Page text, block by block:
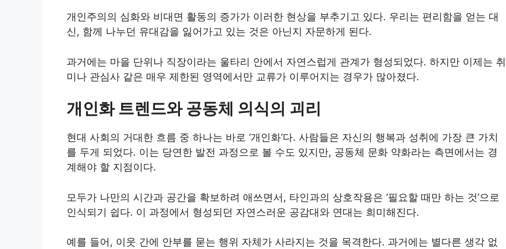
개인주의의 심화와 비대면 활동의 증가가 이러한 현상을 부추기고 있다. 우리는 편리함을 얻는 대
신, 함께 나누던 유대감을 잃어가고 있는 것은 아닌지 자문하게 된다.
과거에는 마을 단위나 직장이라는 울타리 안에서 자연스럽게 관계가 형성되었다. 하지만 이제는 취
미나 관심사 같은 매우 제한된 영역에서만 교류가 이루어지는 경우가 많아졌다.
개인화 트렌드와 공동체 의식의 괴리
현대 사회의 거대한 흐름 중 하나는 바로 ‘개인화’다. 사람들은 자신의 행복과 성취에 가장 큰 가치
를 두게 되었다. 이는 당연한 발전 과정으로 볼 수도 있지만, 공동체 문화 약화라는 측면에서는 경
계해야 할 지점이다.
모두가 나만의 시간과 공간을 확보하려 애쓰면서, 타인과의 상호작용은 ‘필요할 때만 하는 것’으로
인식되기 쉽다. 이 과정에서 형성되던 자연스러운 공감대와 연대는 희미해진다.
예를 들어, 이웃 간에 안부를 묻는 행위 자체가 사라지는 것을 목격한다. 과거에는 별다른 생각 없